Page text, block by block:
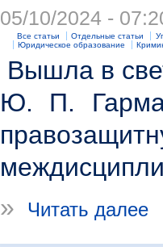
05/10/2024 -
Все статьи Отдельные статьи
Юридическое образование
Вышла в
Ю. П.
»
Читать далее